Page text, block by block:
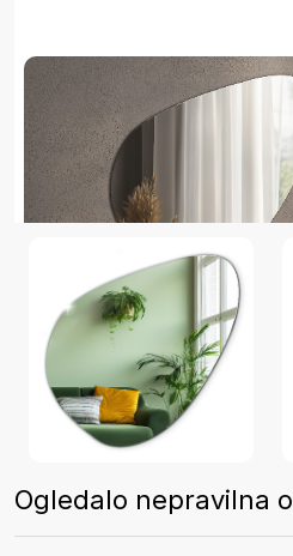
Ogledalo nepravilna